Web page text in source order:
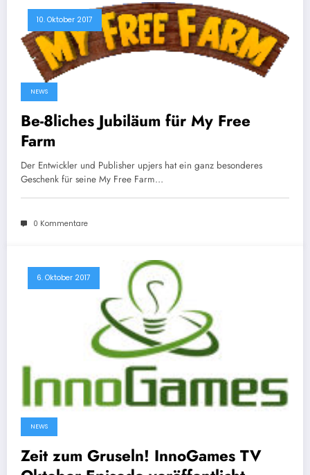
10. Oktober 2017
NEWS
Be-8liches Jubiläum für My Free
Farm
Der Entwickler und Publisher upjers hat ein ganz besonderes
Geschenk für seine My Free Farm…
0 Kommentare
6. Oktober 2017
NEWS
Zeit zum Gruseln! InnoGames TV